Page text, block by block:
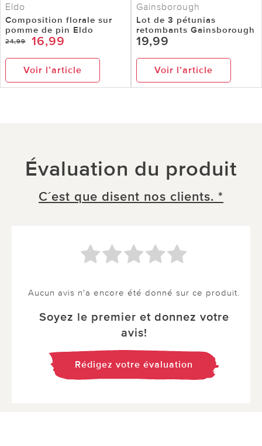
Eldo
Composition florale sur
pomme de pin Eldo
24,99 16,99
Voir l’article
Gainsborough
Lot de 3 pétunias
retombants Gainsborough
19,99
Voir l’article
Évaluation du produit
C´est que disent nos clients. *
Aucun avis n'a encore été donné sur ce produit.
Soyez le premier et donnez votre
avis!
Rédigez votre évaluation